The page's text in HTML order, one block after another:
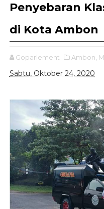
Penyebaran
di Kota Ambon
Goparlement Ambon,
Sabtu, Oktober 24, 2020